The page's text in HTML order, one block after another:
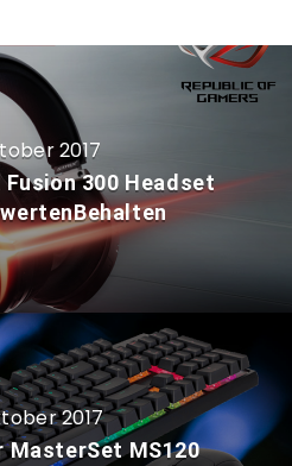
2017
Fusion 300 Headset
2017
MasterSet MS120